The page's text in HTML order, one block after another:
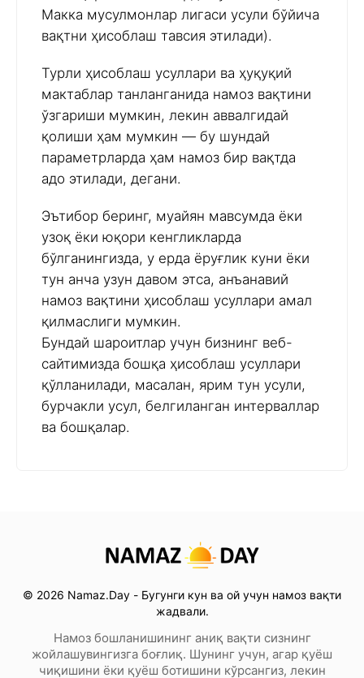
Макка мусулмонлар лигаси усули бўйича
вақтни ҳисоблаш тавсия этилади).
Турли ҳисоблаш усуллари ва ҳуқуқий
мактаблар танланганида намоз вақтини
ўзгариши мумкин, лекин аввалгидай
қолиши ҳам мумкин — бу шундай
параметрларда ҳам намоз бир вақтда
адо этилади, дегани.
Эътибор беринг, муайян мавсумда ёки
узоқ ёки юқори кенгликларда
бўлганингизда, у ерда ёруғлик куни ёки
тун анча узун давом этса, анъанавий
намоз вақтини ҳисоблаш усуллари амал
қилмаслиги мумкин.
Бундай шароитлар учун бизнинг веб-
сайтимизда бошқа ҳисоблаш усуллари
қўлланилади, масалан, ярим тун усули,
бурчакли усул, белгиланган интерваллар
ва бошқалар.
© 2026 Namaz.Day - Бугунги кун ва ой учун намоз вақти
жадвали.
Намоз бошланишининг аниқ вақти сизнинг
жойлашувингизга боғлиқ. Шунинг учун, агар қуёш
чиқишини ёки қуёш ботишини кўрсангиз, лекин